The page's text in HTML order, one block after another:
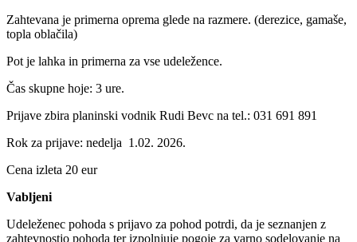
Zahtevana je primerna oprema glede na razmere. (derezice, gamaše,
topla oblačila)
Pot je lahka in primerna za vse udeležence.
Čas skupne hoje: 3 ure.
Prijave zbira planinski vodnik Rudi Bevc na tel.: 031 691 891
Rok za prijave: nedelja 1.02. 2026.
Cena izleta 20 eur
Vabljeni
Udeleženec pohoda s prijavo za pohod potrdi, da je seznanjen z
zahtevnostjo pohoda ter izpolnjuje pogoje za varno sodelovanje na